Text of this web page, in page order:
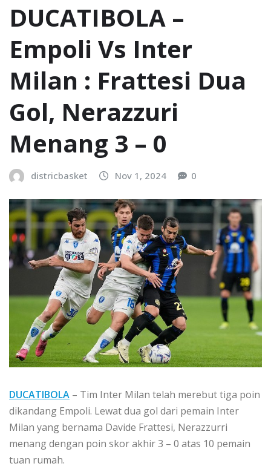
DUCATIBOLA –
Empoli Vs Inter
Milan : Frattesi Dua
Gol, Nerazzuri
Menang 3 – 0
districbasket Nov 1, 2024 0
DUCATIBOLA – Tim Inter Milan telah merebut tiga poin
dikandang Empoli. Lewat dua gol dari pemain Inter
Milan yang bernama Davide Frattesi, Nerazzurri
menang dengan poin skor akhir 3 – 0 atas 10 pemain
tuan rumah.